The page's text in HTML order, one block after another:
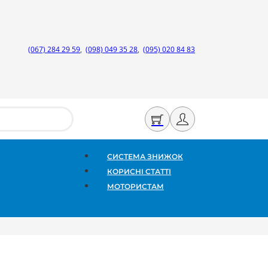
(067) 284 29 59, (098) 049 35 28, (095) 020 84 83
СИСТЕМА ЗНИЖОК
КОРИСНІ СТАТТІ
МОТОРИСТАМ